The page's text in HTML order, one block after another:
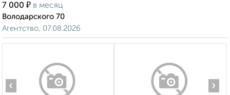
7 000 ₽ в месяц
Володарского 70
Агентство, 07.08.2026
‹ ›